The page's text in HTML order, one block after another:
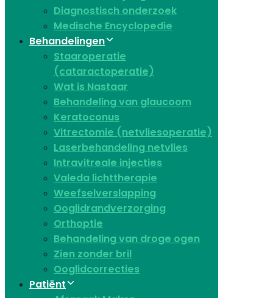
Diagnostisch onderzoek
Medische Encyclopedie
Behandelingen
Staaroperatie
(cataractoperatie)
Wat is Nastaar
Behandeling van glaucoom
Keratoconus​
Vitrectomie (netvliesoperatie)
Laserbehandeling netvlies
Intravitreale injecties
Valeda lichttherapie
Weefselverslapping
Ooglidrandverzorging
Orthoptie
Behandeling van droge ogen
Zien zonder bril
Ooglidcorrecties
Patiënt